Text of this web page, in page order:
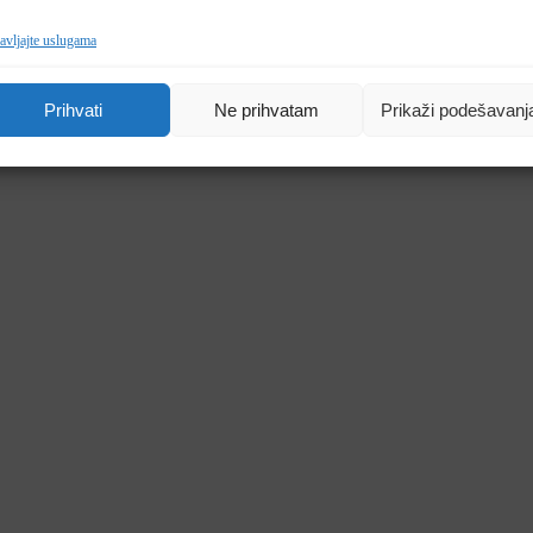
uslugama
Prihvati Ne prihvatam Prikaži